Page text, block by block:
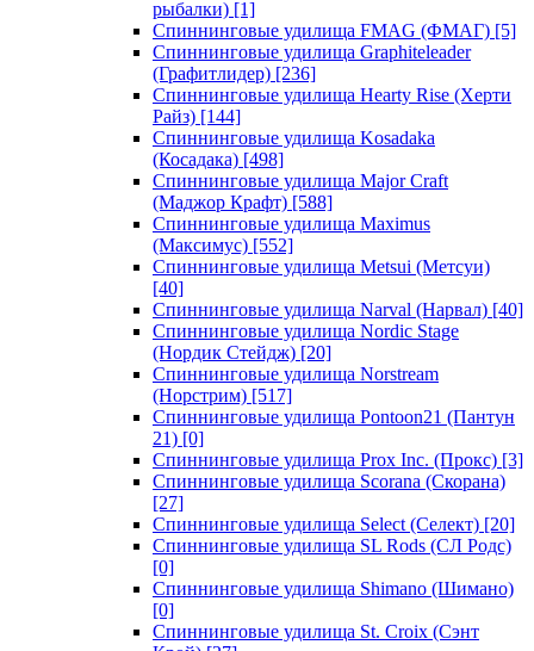
рыбалки) [1]
Спиннинговые удилища FMAG (ФМАГ) [5]
Спиннинговые удилища Graphiteleader
(Графитлидер) [236]
Спиннинговые удилища Hearty Rise (Херти
Райз) [144]
Спиннинговые удилища Kosadaka
(Косадака) [498]
Спиннинговые удилища Major Craft
(Маджор Крафт) [588]
Спиннинговые удилища Maximus
(Максимус) [552]
Спиннинговые удилища Metsui (Метсуи)
[40]
Спиннинговые удилища Narval (Нарвал) [40]
Спиннинговые удилища Nordic Stage
(Нордик Стейдж) [20]
Спиннинговые удилища Norstream
(Норстрим) [517]
Спиннинговые удилища Pontoon21 (Пантун
21) [0]
Спиннинговые удилища Prox Inc. (Прокс) [3]
Спиннинговые удилища Scorana (Скорана)
[27]
Спиннинговые удилища Select (Селект) [20]
Спиннинговые удилища SL Rods (СЛ Родс)
[0]
Спиннинговые удилища Shimano (Шимано)
[0]
Спиннинговые удилища St. Croix (Сэнт